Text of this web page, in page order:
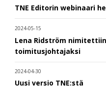
TNE Editorin webinaari
2024-05-15
Lena Ridström
toimitusjohtajaksi
2024-04-30
Uusi versio TNE:stä